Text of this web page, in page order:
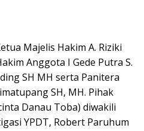
Majelis Hakim A. Riziki
Anggota I Gede Putra S.
SH MH serta Panitera
SH, MH. Pihak
Danau Toba) diwakili
YPDT, Robert Paruhum